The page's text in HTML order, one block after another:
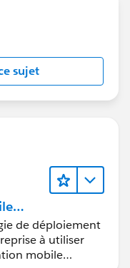
sujet
de déploiement
à utiliser
mobile